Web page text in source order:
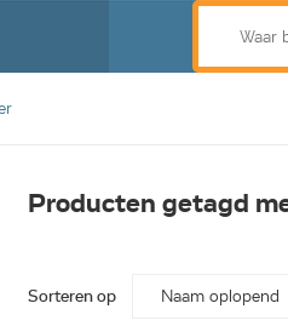
Producten getagd
Sorteren op